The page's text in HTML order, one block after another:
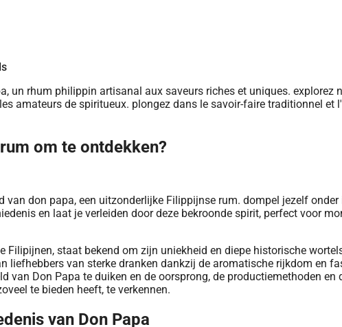
om te ontdekken?
Filipijnen, staat bekend om zijn uniekheid en diepe historische
liefhebbers van sterke dranken dankzij de aromatische rijkdom en
van Don Papa te duiken en de oorsprong, de productiemethoden en
te bieden heeft, te verkennen.
van Don Papa